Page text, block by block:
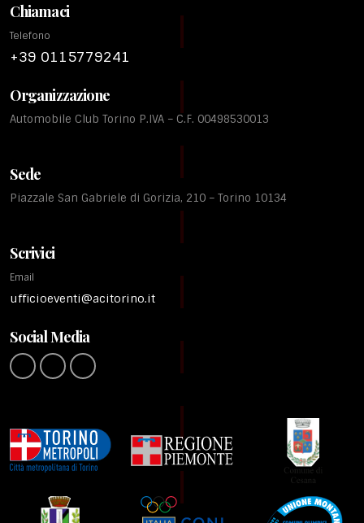
Chiamaci
Telefono
+39 0115779241
Organizzazione
Automobile Club Torino P.IVA – C.F. 00498530013
Sede
Piazzale San Gabriele di Gorizia, 210 – Torino 10134
Scrivici
Email
ufficioeventi@acitorino.it
Social Media